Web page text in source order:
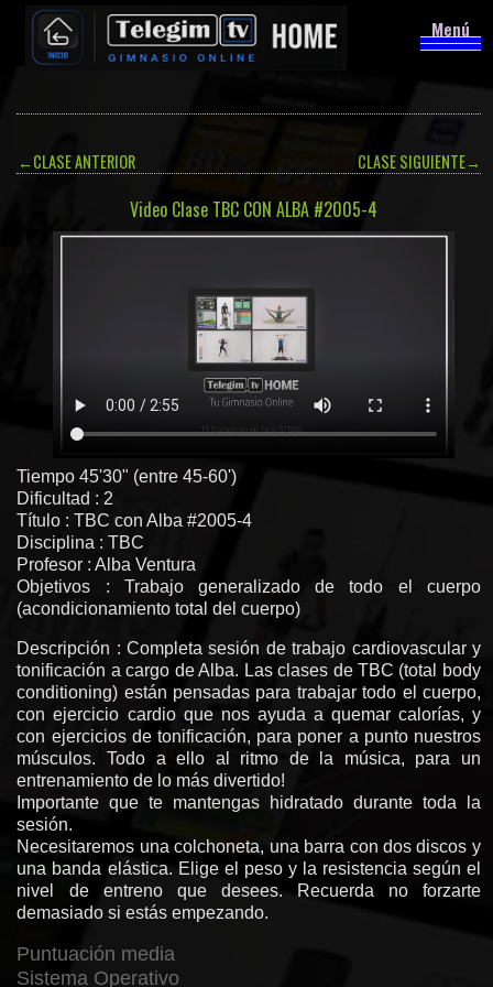
Menú
←CLASE ANTERIOR CLASE SIGUIENTE→
Video Clase TBC CON ALBA #2005-4
Tiempo 45'30" (entre 45-60')
Dificultad : 2
Título : TBC con Alba #2005-4
Disciplina : TBC
Profesor : Alba Ventura
Objetivos : Trabajo generalizado de todo el cuerpo
(acondicionamiento total del cuerpo)
Descripción : Completa sesión de trabajo cardiovascular y
tonificación a cargo de Alba. Las clases de TBC (total body
conditioning) están pensadas para trabajar todo el cuerpo,
con ejercicio cardio que nos ayuda a quemar calorías, y
con ejercicios de tonificación, para poner a punto nuestros
músculos. Todo a ello al ritmo de la música, para un
entrenamiento de lo más divertido!
Importante que te mantengas hidratado durante toda la
sesión.
Necesitaremos una colchoneta, una barra con dos discos y
una banda elástica. Elige el peso y la resistencia según el
nivel de entreno que desees. Recuerda no forzarte
demasiado si estás empezando.
Puntuación media
Sistema Operativo